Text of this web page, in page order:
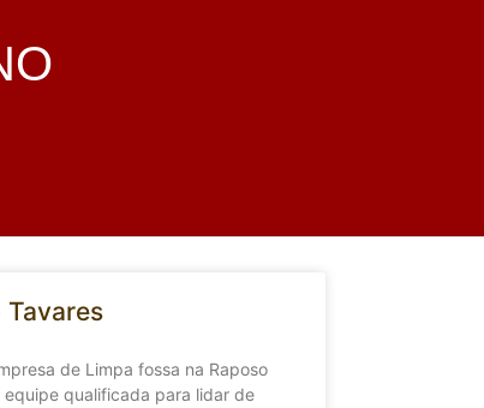
de Limpa fossa na Raposo
qualificada para lidar de